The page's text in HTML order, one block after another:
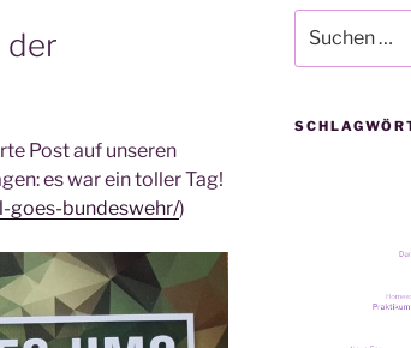
der
Post auf unse­ren
es war ein tol­ler Tag!
goes-bun­des­wehr/‎)
nach: